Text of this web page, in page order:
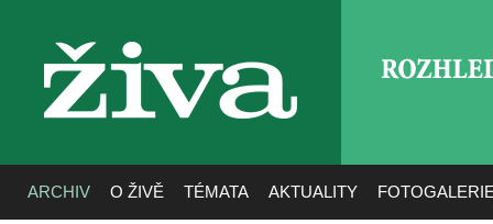
živa
ARCHIV O ŽIVĚ TÉMATA AKTUALITY